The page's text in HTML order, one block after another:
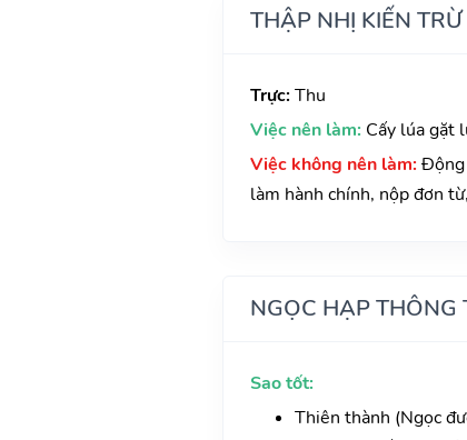
THẬP NHỊ KIẾN TRỪ
Trực: Thu
Việc nên làm: Cấy lúa gặt
Việc không nên làm: Động
làm hành chính, nộp đơn
NGỌC HẠP THÔNG
Sao tốt:
Thiên thành (Ngọc